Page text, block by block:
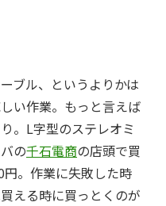
ブル、というよりかは
い作業。もっと言えば
。L字型のステレオミ
の千石電商の店頭で買
。作業に失敗した時
える時に買っとくのが